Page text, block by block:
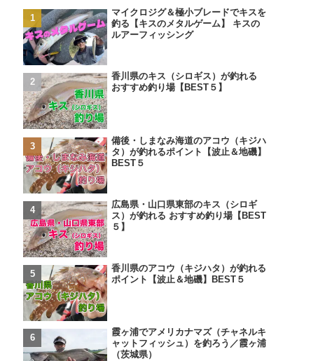
マイクロジグ＆極小ブレードでキスを
釣る【キスのメタルゲーム】 キスの
ルアーフィッシング
香川県のキス（シロギス）が釣れる
おすすめ釣り場【BEST５】
備後・しまなみ海道のアコウ（キジハ
タ）が釣れるポイント【波止＆地磯】
BEST５
広島県・山口県東部のキス（シロギ
ス）が釣れる おすすめ釣り場【BEST
５】
香川県のアコウ（キジハタ）が釣れる
ポイント【波止＆地磯】BEST５
霞ヶ浦でアメリカナマズ（チャネルキ
ャットフィッシュ）を釣ろう／霞ヶ浦
（茨城県）